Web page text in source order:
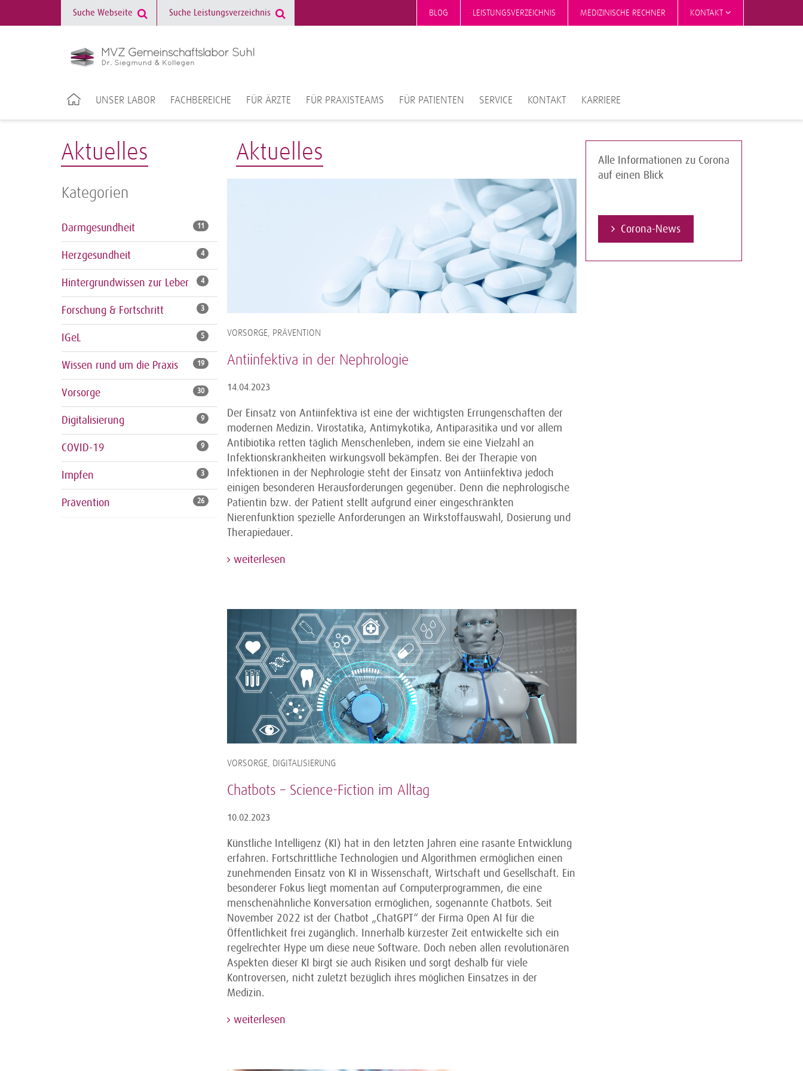
BLOG LEISTUNGSVERZEICHNIS MEDIZINISCHE RECHNER KONTAKT
UNSER LABOR FACHBEREICHE FÜR ÄRZTE FÜR PRAXISTEAMS FÜR PATIENTEN SERVICE KONTAKT KARRIERE
Aktuelles
Kategorien
Darmgesundheit 11
Herzgesundheit 4
Hintergrundwissen zur Leber 4
Forschung & Fortschritt 3
IGeL 5
Wissen rund um die Praxis 19
Vorsorge 30
Digitalisierung 9
COVID-19 9
Impfen 3
Prävention 26
Aktuelles
VORSORGE, PRÄVENTION
Antiinfektiva in der Nephrologie
14.04.2023
Der Einsatz von Antiinfektiva ist eine der wichtigsten Errungenschaften der
modernen Medizin. Virostatika, Antimykotika, Antiparasitika und vor allem
Antibiotika retten täglich Menschenleben, indem sie eine Vielzahl an
Infektionskrankheiten wirkungsvoll bekämpfen. Bei der Therapie von
Infektionen in der Nephrologie steht der Einsatz von Antiinfektiva jedoch
einigen besonderen Herausforderungen gegenüber. Denn die nephrologische
Patientin bzw. der Patient stellt aufgrund einer eingeschränkten
Nierenfunktion spezielle Anforderungen an Wirkstoffauswahl, Dosierung und
Therapiedauer.
weiterlesen
VORSORGE, DIGITALISIERUNG
Chatbots – Science-Fiction im Alltag
10.02.2023
Künstliche Intelligenz (KI) hat in den letzten Jahren eine rasante Entwicklung
erfahren. Fortschrittliche Technologien und Algorithmen ermöglichen einen
zunehmenden Einsatz von KI in Wissenschaft, Wirtschaft und Gesellschaft. Ein
besonderer Fokus liegt momentan auf Computerprogrammen, die eine
menschenähnliche Konversation ermöglichen, sogenannte Chatbots. Seit
November 2022 ist der Chatbot „ChatGPT“ der Firma Open AI für die
Öffentlichkeit frei zugänglich. Innerhalb kürzester Zeit entwickelte sich ein
regelrechter Hype um diese neue Software. Doch neben allen revolutionären
Aspekten dieser KI birgt sie auch Risiken und sorgt deshalb für viele
Kontroversen, nicht zuletzt bezüglich ihres möglichen Einsatzes in der
Medizin.
weiterlesen
Alle Informationen zu Corona
auf einen Blick
Corona-News